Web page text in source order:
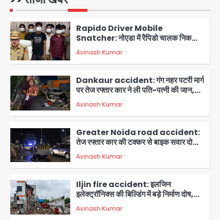
1
2
Rapido Driver Mobile
Snatcher: नोएडा में रैपिडो चालक निकला
मोबाइल स्नैचर गैंग का मास्टरमाइंड, जीरा-बॉल
बेचने वालों को बेचता था चोरी के फोन; 8
गिरफ्तार, 98 मोबाइल और 450 पार्ट्स बरामद
Avinash Kumar
3
Dankaur accident: गंग नहर पटरी मार्ग
पर तेज रफ्तार कार ने ली पति-पत्नी की जान,
गांव में मातम
Avinash Kumar
4
Greater Noida road accident:
तेज रफ्तार कार की टक्कर से बाइक सवार दो
युवकों की मौत, परिवारों में मातम
Avinash Kumar
5
Iljin fire accident: इलजिन
इलेक्ट्रॉनिक्स की बिल्डिंग में बड़े निर्माण दोष,
कंक्रीट बीम तिरछा; पीडब्ल्यूडी ऑडिट में
चौंकाने वाला खुलासा
Avinash Kumar